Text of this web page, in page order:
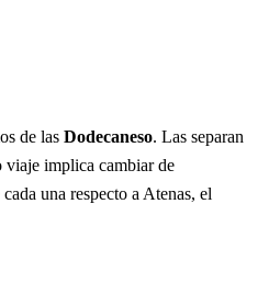
de lasDodecaneso. Las separan
viaje implica cambiar de
una respecto a Atenas, el